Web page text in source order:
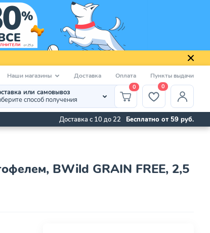
Наши магазины Доставка Оплата Пункты выдачи
или самовывоз
способ получения
0 0
Доставка с 10 до 22 Бесплатно от 59 руб.
BWild GRAIN FREE, 2,5